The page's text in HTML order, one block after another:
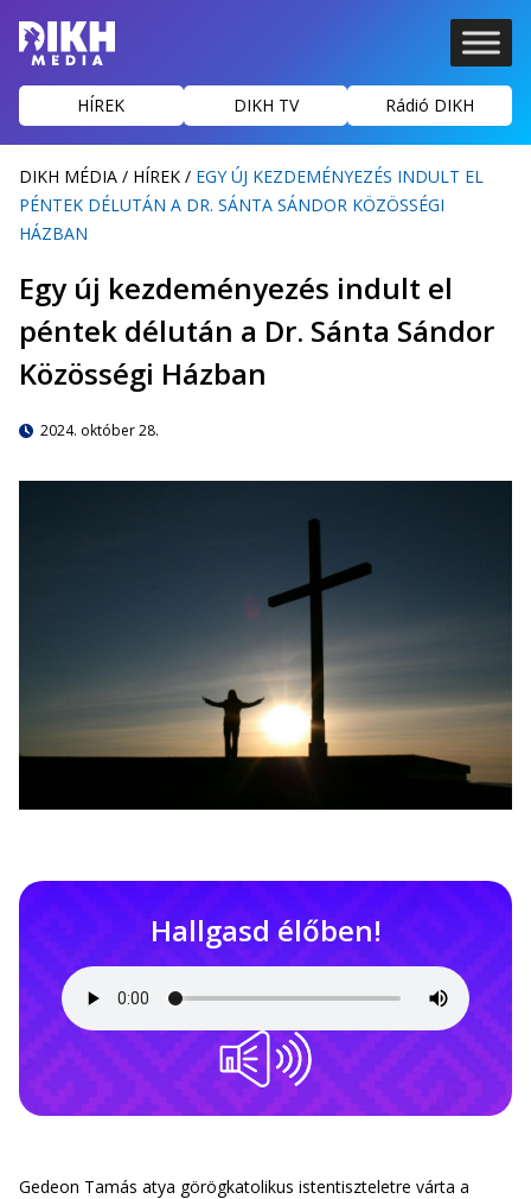
HÍREK DIKH TV Rádió DIKH
DIKH MÉDIA / HÍREK / EGY ÚJ KEZDEMÉNYEZÉS INDULT EL
PÉNTEK DÉLUTÁN A DR. SÁNTA SÁNDOR KÖZÖSSÉGI
HÁZBAN
Egy új kezdeményezés indult el
péntek délután a Dr. Sánta Sándor
Közösségi Házban
2024. október 28.
Hallgasd élőben!
Gedeon Tamás atya görögkatolikus istentiszteletre várta a